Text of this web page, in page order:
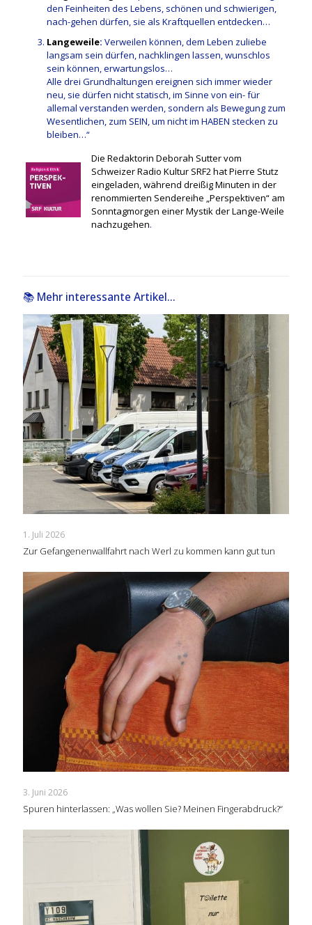
den Feinheiten des Lebens, schönen und schwierigen,
nach-gehen dürfen, sie als Kraftquellen entdecken…
Langeweile: Verweilen können, dem Leben zuliebe
langsam sein dürfen, nachklingen lassen, wunschlos
sein können, erwartungslos…
Alle drei Grundhaltungen ereignen sich immer wieder
neu, sie dürfen nicht statisch, im Sinne von ein- für
allemal verstanden werden, sondern als Bewegung zum
Wesentlichen, zum SEIN, um nicht im HABEN stecken zu
bleiben…“
Die Redaktorin Deborah Sutter vom
Schweizer Radio Kultur SRF2 hat Pierre Stutz
eingeladen, während dreißig Minuten in der
renommierten Sendereihe „Perspektiven“ am
Sonntagmorgen einer Mystik der Lange-Weile
nachzugehen.
📚 Mehr interessante Artikel...
1. Juli 2026
Zur Gefangenenwallfahrt nach Werl zu kommen kann gut tun
3. Juni 2026
Spuren hinterlassen: „Was wollen Sie? Meinen Fingerabdruck?“